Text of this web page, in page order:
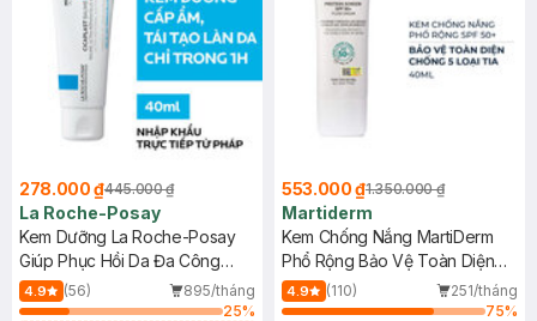
278.000 ₫445.000 ₫
La Roche-Posay
Kem Dưỡng La Roche-Posay
Giúp Phục Hồi Da Đa Công
Dụng 40ml
4.9 (56)
895/tháng
25%
553.000 ₫1.350.000 ₫
Martiderm
Kem Chống Nắng MartiDerm
Phổ Rộng Bảo Vệ Toàn Diện
40ml
4.9 (110)
251/tháng
75%